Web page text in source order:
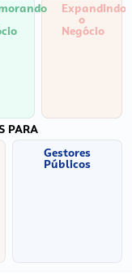
Expandindo
o
Negócio
PARA
Gestores
Públicos